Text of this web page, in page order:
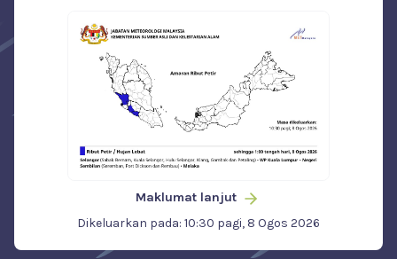
Maklumat lanjut
Dikeluarkan pada: 10:30 pagi, 8 Ogos 2026